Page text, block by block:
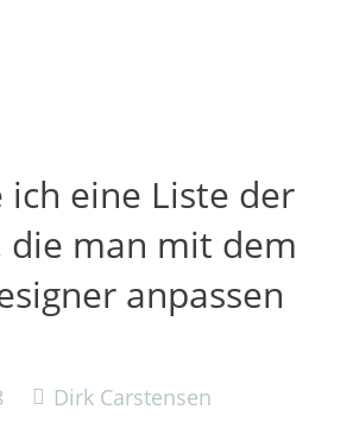
ich eine Liste der
die man mit dem
anpassen
Dirk Carstensen